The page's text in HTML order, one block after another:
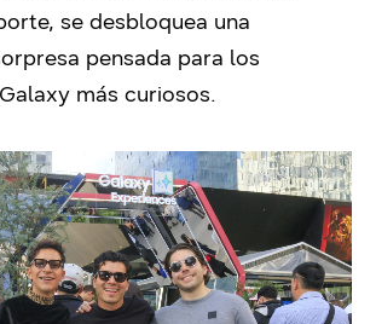
se desbloquea una
pensada para los
más curiosos.